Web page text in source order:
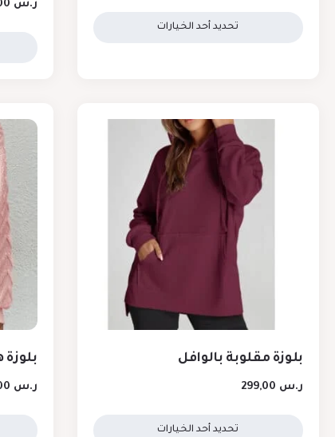
تحديد أحد الخيارات
ر.س
بلوزة مقلوبة بالوافل
ر.س
تحديد أحد الخيارات
ر.س